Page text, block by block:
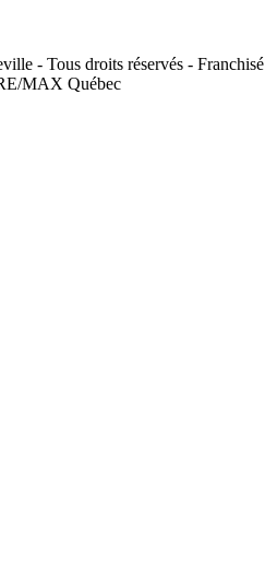
- Tous droits réservés - Franchisé
MAX Québec